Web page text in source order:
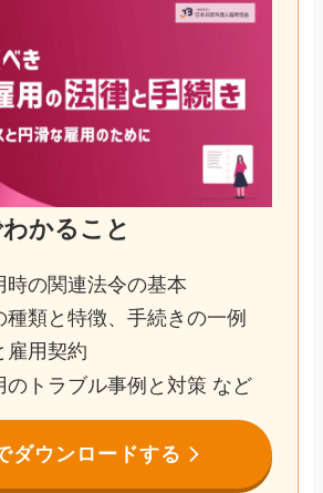
かること
時の関連法令の基本
種類と特徴、手続きの一例
雇用契約
のトラブル事例と対策 など
ダウンロードする